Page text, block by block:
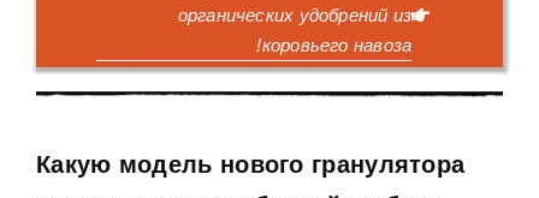
органических удобрений из
коровьего навоза
!
Какую модель нового гранулятора